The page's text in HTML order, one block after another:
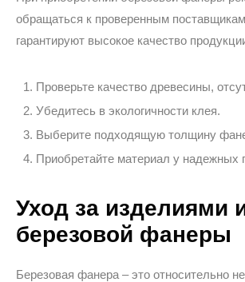
обращаться к проверенным
гарантируют высокое качество
Проверьте качество древесины,
Убедитесь в экологичности клея.
Выберите подходящую толщину
Приобретайте материал у надежных
Уход за изделиями
березовой фанеры
Березовая фанера – это относительно